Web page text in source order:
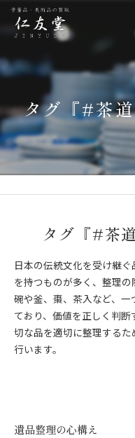
タグ『#茶
タグ『#茶
日本の伝統文化を受け継
を持つものが多く、整理
碗や釜、棗、茶入など、
ており、価値を正しく判
切な品を適切に整理する
行います。
遺品整理の心構え